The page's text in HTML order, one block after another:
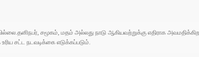
சமூகம், மதம் அல்லது நாடு ஆகியவற்றுக்கு எதிராக
சட்ட நடவடிக்கை எடுக்கப்படும்.